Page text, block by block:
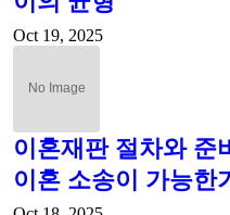
Oct 19, 2025
이혼재판 절차와 준
이혼 소송이 가능한